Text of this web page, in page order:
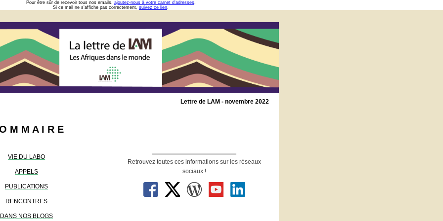
Pour être sûr de recevoir tous nos emails, ajoutez-nous à votre carnet d'adresses.
Si ce mail ne s'affiche pas correctement, suivez ce lien.
Lettre de LAM - novembre 2022
M M A I R E
VIE DU LABO
APPELS
PUBLICATIONS
RENCONTRES
DANS NOS BLOGS
Retrouvez toutes ces informations sur les réseaux
sociaux !